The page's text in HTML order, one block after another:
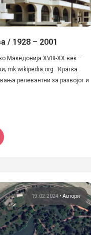
/ 1928 – 2001
Македонија XVIII-XX век –
mk.wikipedia.org Кратка
релевантни за развојот и
19.02.2024 • Автори